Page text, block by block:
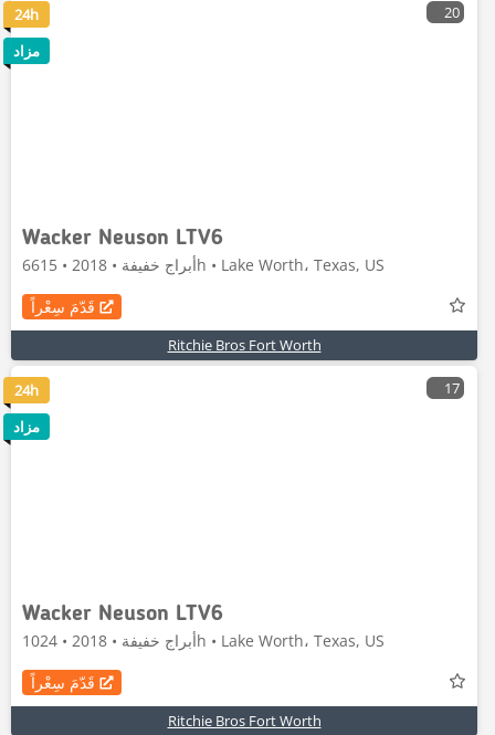
20
Wacker Neuson LTV6
أبراج خفيفة • 2018 • 6615h • Lake Worth، Texas, US
قَدّمَ سِعْراً
Ritchie Bros Fort Worth
24h
مزاد
17
Wacker Neuson LTV6
أبراج خفيفة • 2018 • 1024h • Lake Worth، Texas, US
قَدّمَ سِعْراً
Ritchie Bros Fort Worth
24h
مزاد